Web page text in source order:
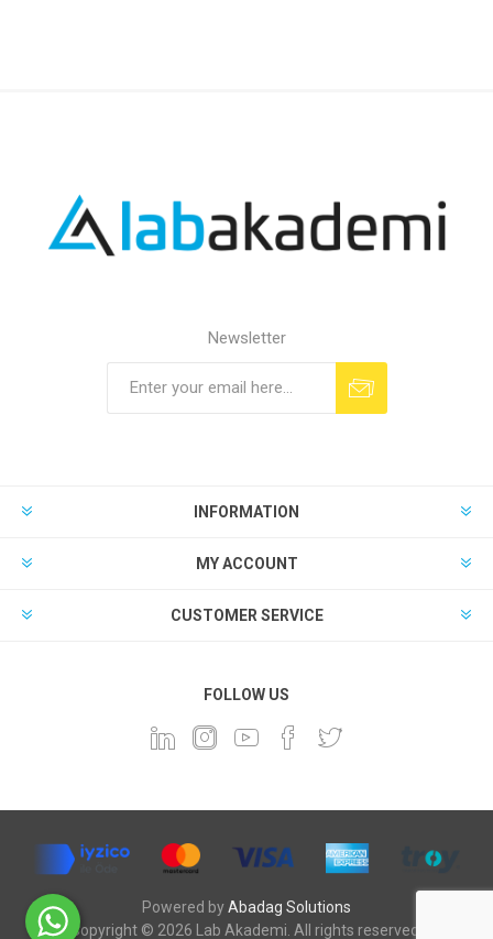
Newsletter
INFORMATION
MY ACCOUNT
CUSTOMER SERVICE
FOLLOW US
Powered byAbadag Solutions
Copyright © 2026 Lab Akademi. All rights reserved.